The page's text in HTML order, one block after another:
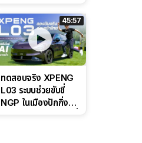
ดุดันสไตล์ครอบครัว
สายลุย
45:57
ทดสอบจริง XPENG
L03 ระบบช่วยขับขี่
NGP ในเมืองปักกิ่ง